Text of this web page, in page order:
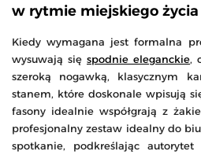
w rytmie miejskiego życia
Kiedy wymagana jest formalna
wysuwają się spodnie eleganckie,
szeroką nogawką, klasycznym
stanem, które doskonale wpisują
fasony idealnie współgrają z
profesjonalny zestaw idealny do
spotkanie, podkreślając